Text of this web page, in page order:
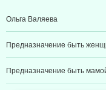
Ольга Валяева
Предназначение быть
Предназначение быть